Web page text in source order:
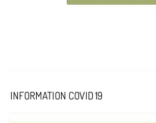
INFORMATION COVID 19